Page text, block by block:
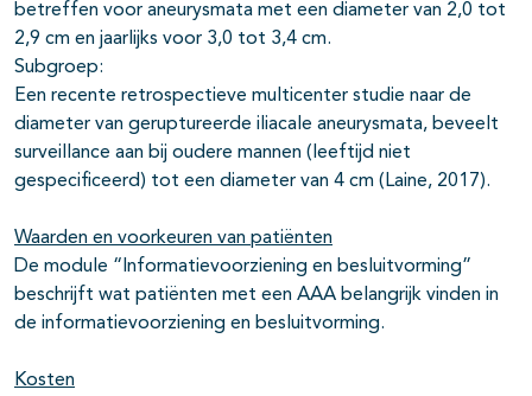
betreffen voor aneurysmata met een diameter van 2,0 tot
2,9 cm en jaarlijks voor 3,0 tot 3,4 cm.
Subgroep:
Een recente retrospectieve multicenter studie naar de
diameter van geruptureerde iliacale aneurysmata, beveelt
surveillance aan bij oudere mannen (leeftijd niet
gespecificeerd) tot een diameter van 4 cm (Laine, 2017).
Waarden en voorkeuren van patiënten
De module “Informatievoorziening en besluitvorming”
beschrijft wat patiënten met een AAA belangrijk vinden in
de informatievoorziening en besluitvorming.
Kosten